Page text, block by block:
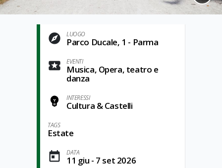
LUOGO
Parco Ducale, 1 - Parma
EVENTI
Musica, Opera, teatro e
danza
INTERESSI
Cultura & Castelli
TAGS
Estate
DATA
11 giu - 7 set 2026